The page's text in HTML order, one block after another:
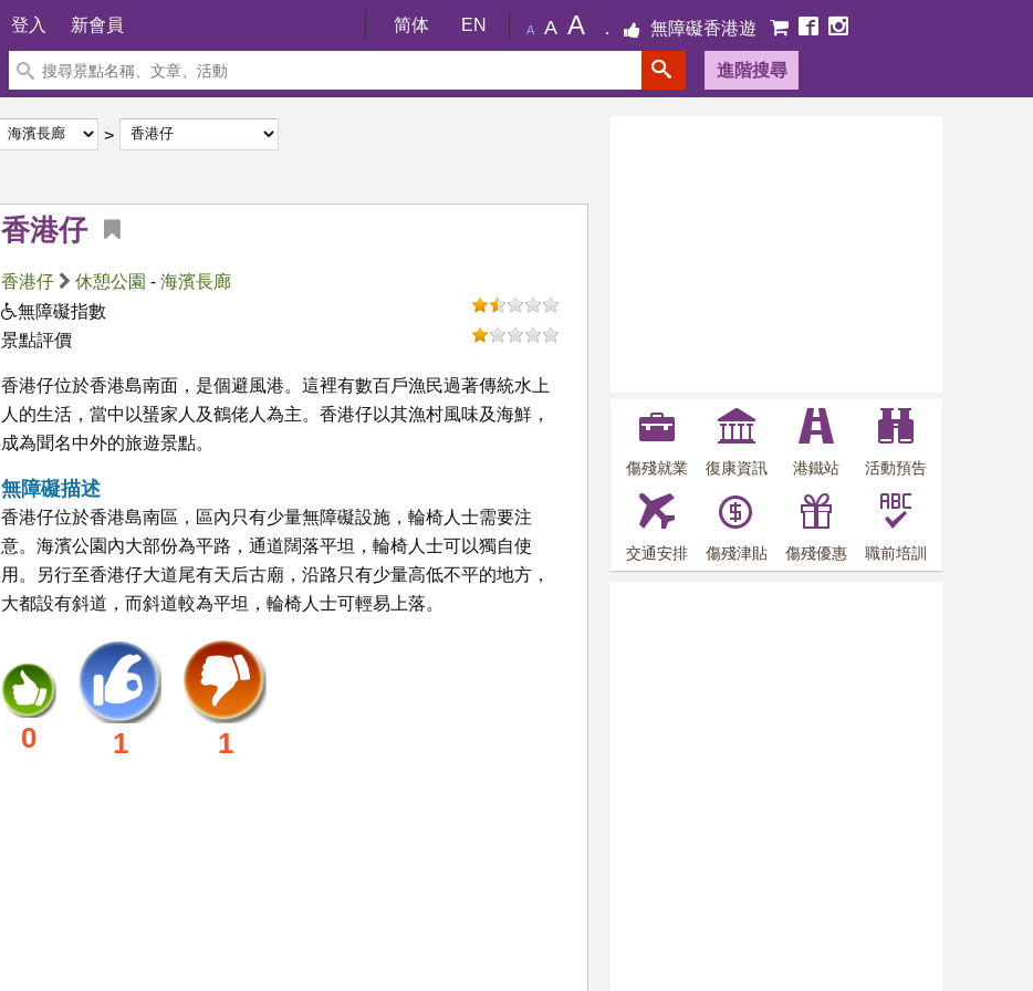
登入 新會員 简体 EN A A A 無障礙香港遊
進階搜尋
香港仔
香港仔 休憩公園 - 海濱長廊
無障礙指數
景點評價
香港仔位於香港島南面，是個避風港。這裡有數百戶漁民過著傳統水上
人的生活，當中以蜑家人及鶴佬人為主。香港仔以其漁村風味及海鮮，
成為聞名中外的旅遊景點。
無障礙描述
香港仔位於香港島南區，區內只有少量無障礙設施，輪椅人士需要注
意。海濱公園內大部份為平路，通道闊落平坦，輪椅人士可以獨自使
用。另行至香港仔大道尾有天后古廟，沿路只有少量高低不平的地方，
大都設有斜道，而斜道較為平坦，輪椅人士可輕易上落。
0 1 1
傷殘就業 復康資訊 港鐵站 活動預告
交通安排 傷殘津貼 傷殘優惠 職前培訓